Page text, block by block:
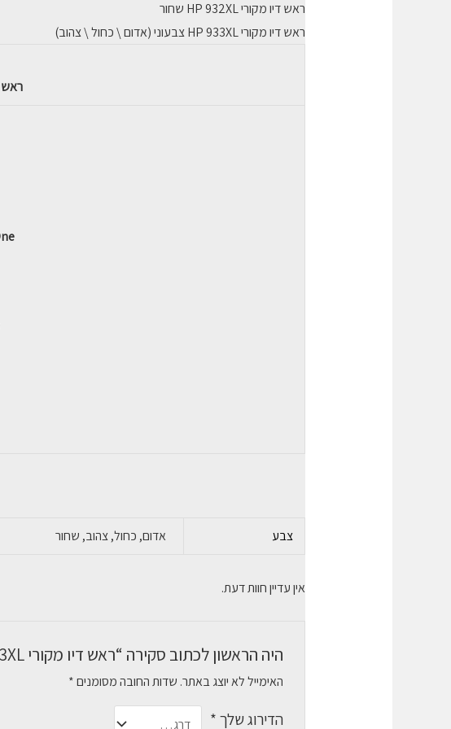
ראש דיו מקורי HP 932XL שחור
ראש דיו מקורי HP 933XL צבעוני (אדום \ כחול \ צהוב)
ראש
צבע אדום, כחול, צהוב, שחור
אין עדיין חוות דעת.
היה הראשון לכתוב סקירה “ראש דיו מקורי HP 932XL 933XL”
האימייל לא יוצג באתר. שדות החובה מסומנים*
הדירוג שלך*